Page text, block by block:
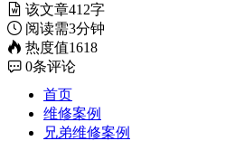
该文章412字
阅读需3分钟
热度值1618
0条评论
首页
维修案例
兄弟维修案例